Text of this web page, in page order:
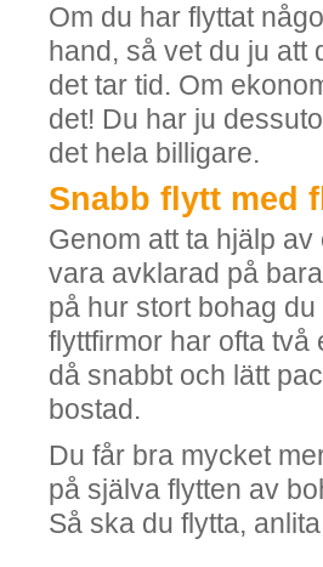
Om du har flyttat
hand, så vet du ju att
det tar tid. Om
det! Du har ju
det hela billigare.
Snabb flytt med
Genom att ta hjälp
vara avklarad på
på hur stort bohag
flyttfirmor har ofta två
då snabbt och lätt
bostad.
Du får bra mycket
på själva flytten av
Så ska du flytta,